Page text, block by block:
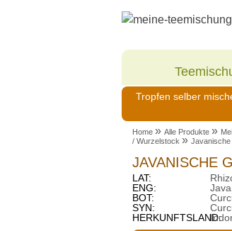
Tropfen selber
Home » Alle Produkte »
/ Wurzelstock »
JAVANISCHE
LAT:
ENG:
BOT:
SYN:
HERKUNFTSLAND: